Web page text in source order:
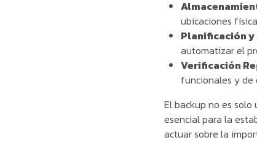
ubicaciones
Planificación
automatizar el
Verificación
funcionales y de
El backup no es
esencial para la
actuar sobre la